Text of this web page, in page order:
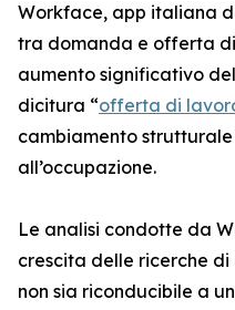
Workface, app italiana
tra domanda e offerta
aumento significativo
dicitura “offerta di
cambiamento
all’occupazione.
Le analisi condotte da
crescita delle ricerche
non sia riconducibile a